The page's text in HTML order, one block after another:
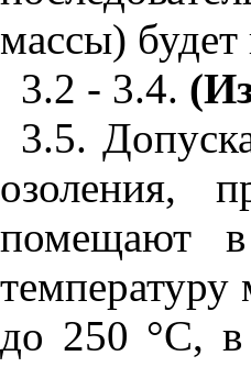
массы) будет
3.2 - 3.4.
3.5.
озоления,
помещают
до 250 °С, в